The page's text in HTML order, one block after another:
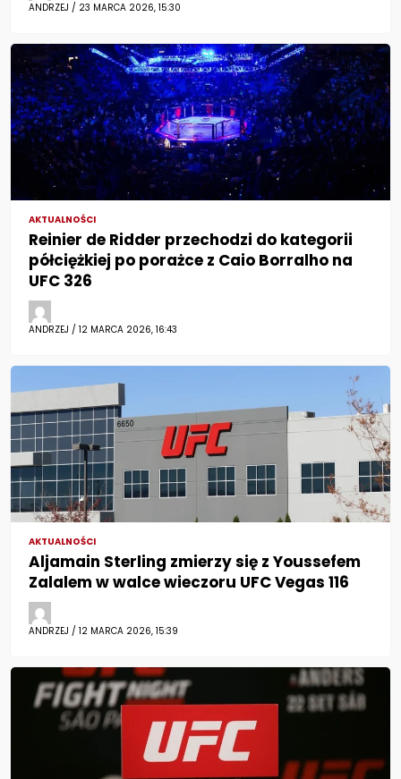
ANDRZEJ / 23 MARCA 2026, 15:30
AKTUALNOŚCI
Reinier de Ridder przechodzi do kategorii
półciężkiej po porażce z Caio Borralho na
UFC 326
ANDRZEJ / 12 MARCA 2026, 16:43
AKTUALNOŚCI
Aljamain Sterling zmierzy się z Youssefem
Zalalem w walce wieczoru UFC Vegas 116
ANDRZEJ / 12 MARCA 2026, 15:39